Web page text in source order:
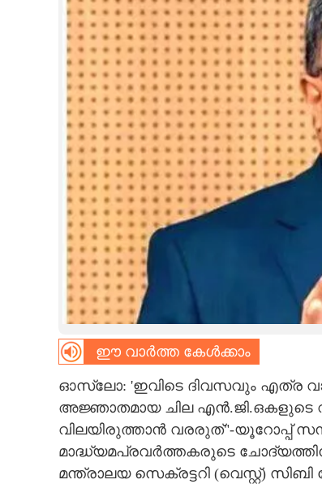
LIFESTYLE
SPIRITUAL
CARTOONS ഈ വാർത്ത കേൾക്കാം
ഓസ്‌ലോ: 'ഇവിടെ ദിവസവും എത്ര
അജ്ഞാതമായ ചില എൻ.ജി.ഒകളുടെ
വിലയിരുത്താൻ വരരുത്"-യൂറോപ്പ്
മാദ്ധ്യമപ്രവർത്തകരുടെ
മന്ത്രാലയ സെക്രട്ടറി (വെസ്റ്റ്)